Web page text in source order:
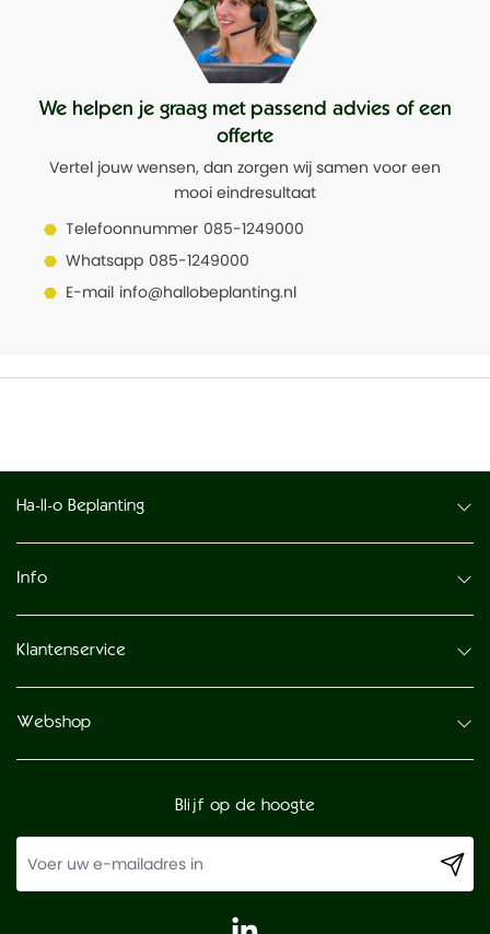
We helpen je graag met passend advies of een
offerte
Vertel jouw wensen, dan zorgen wij samen voor een
mooi eindresultaat
Telefoonnummer 085-1249000
Whatsapp 085-1249000
E-mail info@hallobeplanting.nl
Ha-ll-o Beplanting
Info
Klantenservice
Webshop
Blijf op de hoogte